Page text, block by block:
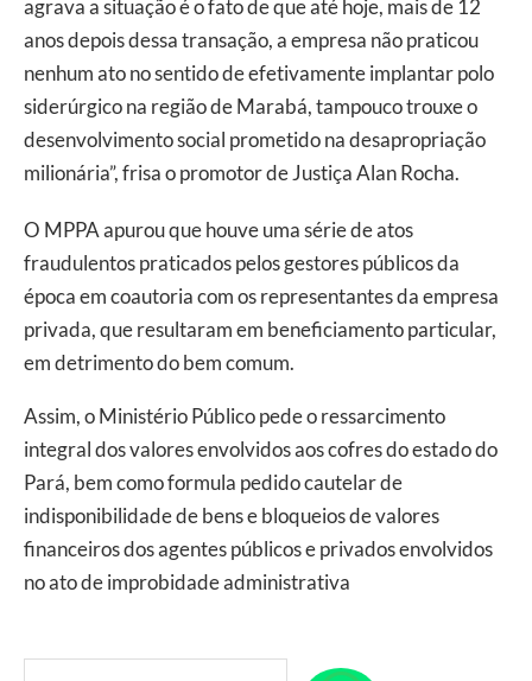
agrava a situação é o fato de que até hoje, mais de 12
anos depois dessa transação, a empresa não praticou
nenhum ato no sentido de efetivamente implantar polo
siderúrgico na região de Marabá, tampouco trouxe o
desenvolvimento social prometido na desapropriação
milionária”, frisa o promotor de Justiça Alan Rocha.
O MPPA apurou que houve uma série de atos
fraudulentos praticados pelos gestores públicos da
época em coautoria com os representantes da empresa
privada, que resultaram em beneficiamento particular,
em detrimento do bem comum.
Assim, o Ministério Público pede o ressarcimento
integral dos valores envolvidos aos cofres do estado do
Pará, bem como formula pedido cautelar de
indisponibilidade de bens e bloqueios de valores
financeiros dos agentes públicos e privados envolvidos
no ato de improbidade administrativa